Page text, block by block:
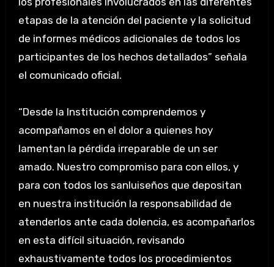
etapas de la atención del paciente y la solicitud
de informes médicos adicionales de todos los
participantes de los hechos detallados” señala
el comunicado oficial.
“Desde la Institución comprendemos y
acompañamos en el dolor a quienes hoy
lamentan la pérdida irreparable de un ser
amado. Nuestro compromiso para con ellos, y
para con todos los sanluiseños que depositan
en nuestra institución la responsabilidad de
atenderlos ante cada dolencia, es acompañarlos
en esta difícil situación, revisando
exhaustivamente todos los procedimientos